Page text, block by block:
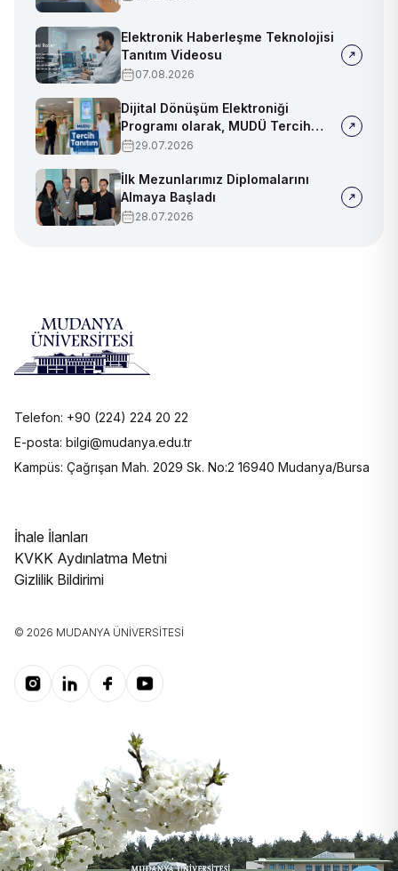
Elektronik Haberleşme Teknolojisi
Tanıtım Videosu
07.08.2026
Dijital Dönüşüm Elektroniği
Programı olarak, MUDÜ Tercih
Tanıtım Günleri'nde biz de
29.07.2026
İlk Mezunlarımız Diplomalarını
Almaya Başladı
28.07.2026
Telefon: +90 (224) 224 20 22
E-posta: bilgi@mudanya.edu.tr
Kampüs: Çağrışan Mah. 2029 Sk. No:2 16940 Mudanya/Bursa
İhale İlanları
KVKK Aydınlatma Metni
Gizlilik Bildirimi
© 2026 MUDANYA ÜNIVERSITESI